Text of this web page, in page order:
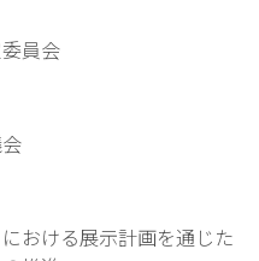
員会
における展示計画を通じた